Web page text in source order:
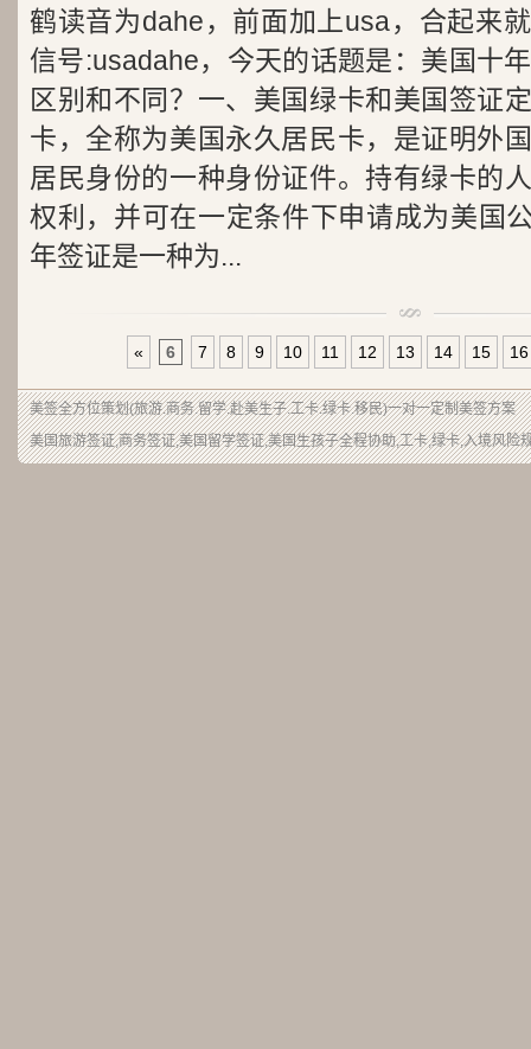
鹤读音为dahe，前面加上usa，合起来
信号:usadahe，今天的话题是：美国十
区别和不同？一、美国绿卡和美国签证
卡，全称为美国永久居民卡，是证明外
居民身份的一种身份证件。持有绿卡的
权利，并可在一定条件下申请成为美国
年签证是一种为...
« 6 7 8 9 10 11 12 13 14 15 16
美签全方位策划(旅游.商务.留学.赴美生子.工卡.绿卡.移民)一对一定制美签方案
美国旅游签证,商务签证,美国留学签证,美国生孩子全程协助,工卡,绿卡,入境风险